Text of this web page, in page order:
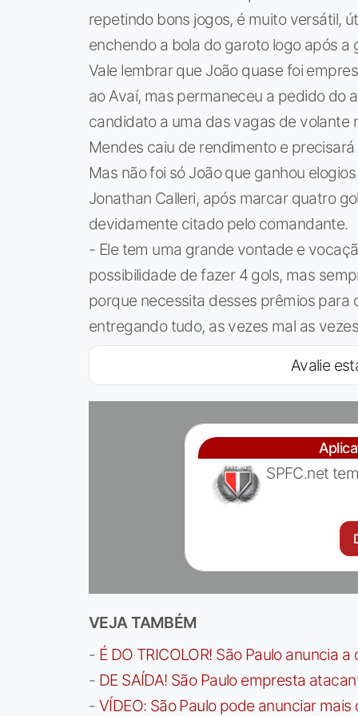
repetindo bons jogos, é muito versátil,
enchendo a bola do garoto logo após a
Vale lembrar que João quase foi
ao Avaí, mas permaneceu a pedido do
candidato a uma das vagas de volante
Mendes caiu de rendimento e
Mas não foi só João que ganhou
Jonathan Calleri, após marcar quatro
devidamente citado pelo comandante.
- Ele tem uma grande vontade e
possibilidade de fazer 4 gols, mas
porque necessita desses prêmios para
entregando tudo, as vezes mal as
Avalie
SPFC.net
VEJA TAMBÉM
- É DO TRICOLOR! São Paulo anuncia
- DE SAÍDA! São Paulo empresta
- VÍDEO: São Paulo pode anunciar